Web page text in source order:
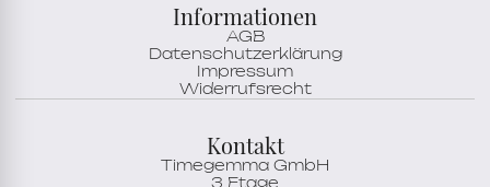
Informationen
AGB
Datenschutzerklärung
Impressum
Widerrufsrecht
Kontakt
Timegemma GmbH